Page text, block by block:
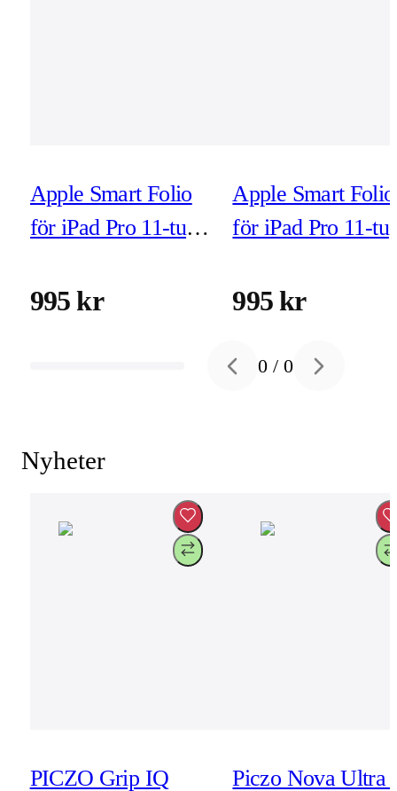
Apple Smart Folio
för iPad Pro 11-tum
995 kr
Apple Smart Folio
för iPad Pro 11-
995 kr
Previous slide
0 /0 Next slide
Nyheter
PICZO Grip IQ Piczo Nova Ultra